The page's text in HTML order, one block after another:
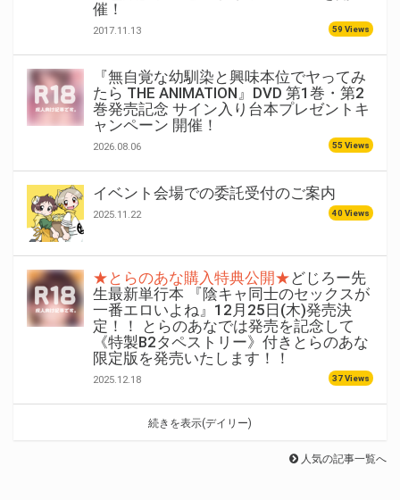
催！
2017.11.13 59 Views
『無自覚な幼馴染と興味本位でヤってみ
たら THE ANIMATION』DVD 第1巻・第2
巻発売記念 サイン入り台本プレゼントキ
ャンペーン 開催！
2026.08.06 55 Views
イベント会場での委託受付のご案内
2025.11.22 40 Views
★とらのあな購入特典公開★どじろー先
生最新単行本 『陰キャ同士のセックスが
一番エロいよね』12月25日(木)発売決
定！！ とらのあなでは発売を記念して
《特製B2タペストリー》付きとらのあな
限定版を発売いたします！！
2025.12.18 37 Views
続きを表示(デイリー)
人気の記事一覧へ